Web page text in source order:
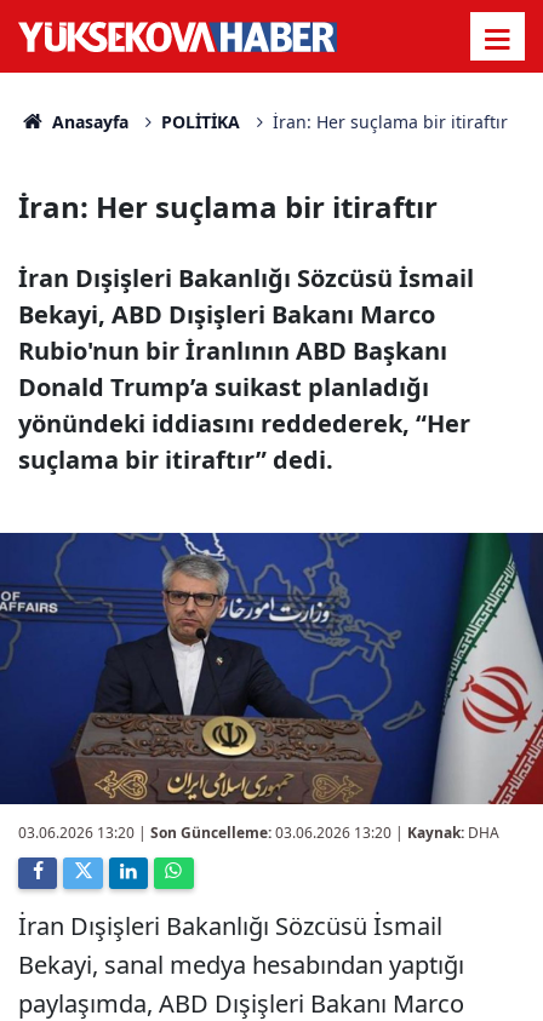
Anasayfa POLİTİKA İran: Her suçlama bir itiraftır
İran: Her suçlama bir itiraftır
İran Dışişleri Bakanlığı Sözcüsü İsmail
Bekayi, ABD Dışişleri Bakanı Marco
Rubio'nun bir İranlının ABD Başkanı
Donald Trump’a suikast planladığı
yönündeki iddiasını reddederek, “Her
suçlama bir itiraftır” dedi.
03.06.2026 13:20 | Son Güncelleme:03.06.2026 13:20 | Kaynak: DHA
İran Dışişleri Bakanlığı Sözcüsü İsmail
Bekayi, sanal medya hesabından yaptığı
paylaşımda, ABD Dışişleri Bakanı Marco